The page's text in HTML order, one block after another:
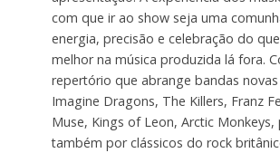
com que ir ao show seja uma
energia, precisão e celebração do
melhor na música produzida lá fora.
repertório que abrange bandas
Imagine Dragons, The Killers, Franz
Muse, Kings of Leon, Arctic Monkeys,
também por clássicos do rock